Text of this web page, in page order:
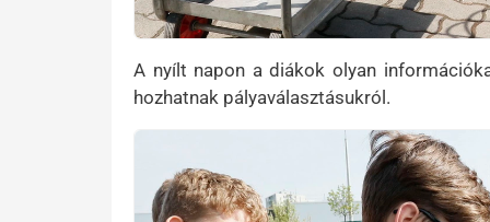
A nyílt napon a diákok olyan
hozhatnak pályaválasztásukról.